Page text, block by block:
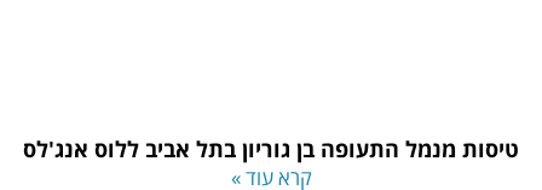
טיסות מנמל התעופה בן גוריון בתל אביב ללוס אנג'לס
קרא עוד »